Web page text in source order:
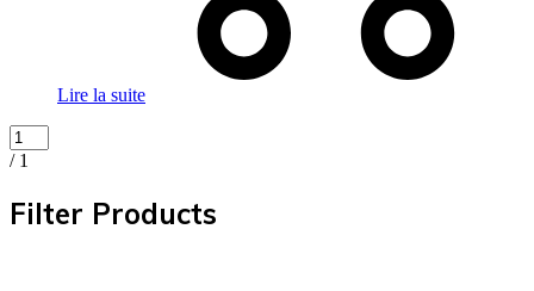
Lire la suite
/ 1
Filter Products